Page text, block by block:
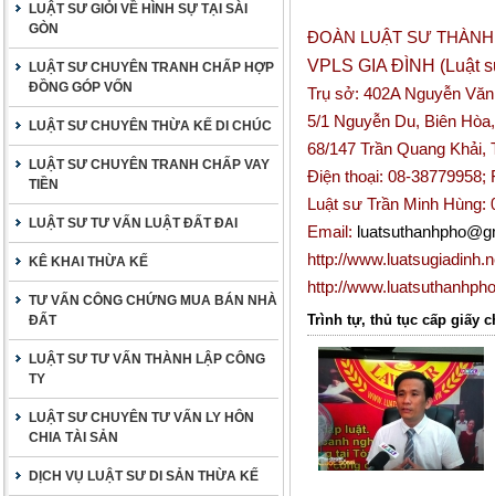
LUẬT SƯ GIỎI VỀ HÌNH SỰ TẠI SÀI
GÒN
LUẬT SƯ CHUYÊN TRANH CHẤP HỢP
ĐỒNG GÓP VỐN
LUẬT SƯ CHUYÊN THỪA KẾ DI CHÚC
LUẬT SƯ CHUYÊN TRANH CHẤP VAY
TIỀN
LUẬT SƯ TƯ VẤN LUẬT ĐẤT ĐAI
KÊ KHAI THỪA KẾ
TƯ VẤN CÔNG CHỨNG MUA BÁN NHÀ
ĐẤT
LUẬT SƯ TƯ VẤN THÀNH LẬP CÔNG
TY
LUẬT SƯ CHUYÊN TƯ VẤN LY HÔN
CHIA TÀI SẢN
DỊCH VỤ LUẬT SƯ DI SẢN THỪA KẾ
ĐOÀN LUẬT SƯ
VPLS GIA ĐÌNH (Luật
Trụ sở: 402A Nguyễn
5/1 Nguyễn Du, Biên
68/147 Trần Quang
Điện thoại: 08-38779958;
Luật sư Trần Minh Hùng:
Email:
http://
http://
Trình tự, thủ tục cấp giấy